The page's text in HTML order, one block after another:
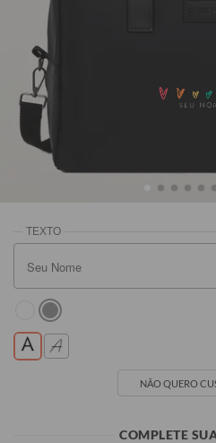
SEU
R$299,90 R$319,90
NÃO QUERO
COMPLETE